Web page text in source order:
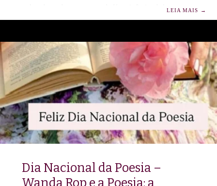
a alma do nordeste em versos de fé, resistência e beleza
sublime. 🌾 📖 Um tributo à poesia que nasce do chão rachado,
do coração valente e do amor à vida em
LEIA MAIS →
Dia Nacional da Poesia –
Wanda Rop e a Poesia: a